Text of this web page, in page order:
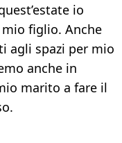
io
figlio. Anche
agli spazi per mio
anche in
marito a fare il